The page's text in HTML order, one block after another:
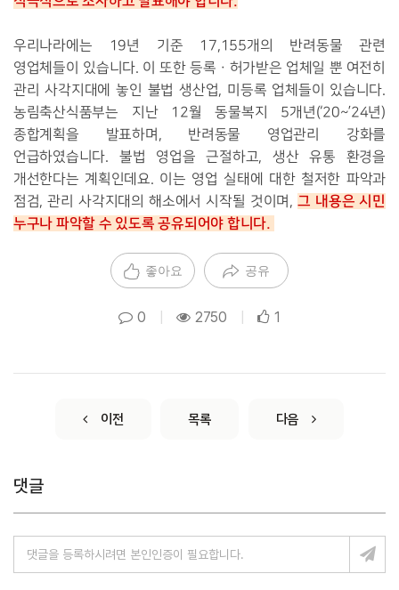
우리나라에는 19년 기준 17,155개의 반려동물 관련
영업체들이 있습니다. 이 또한 등록ㆍ허가받은 업체일 뿐 여전히
관리 사각지대에 놓인 불법 생산업, 미등록 업체들이 있습니다.
농림축산식품부는 지난 12월 동물복지 5개년(‘20~’24년)
종합계획을 발표하며, 반려동물 영업관리 강화를
언급하였습니다. 불법 영업을 근절하고, 생산 유통 환경을
개선한다는 계획인데요. 이는 영업 실태에 대한 철저한 파악과
점검, 관리 사각지대의 해소에서 시작될 것이며, 그 내용은 시민
누구나 파악할 수 있도록 공유되어야 합니다.
좋아요 공유
0 2750 1
이전 목록 다음
댓글